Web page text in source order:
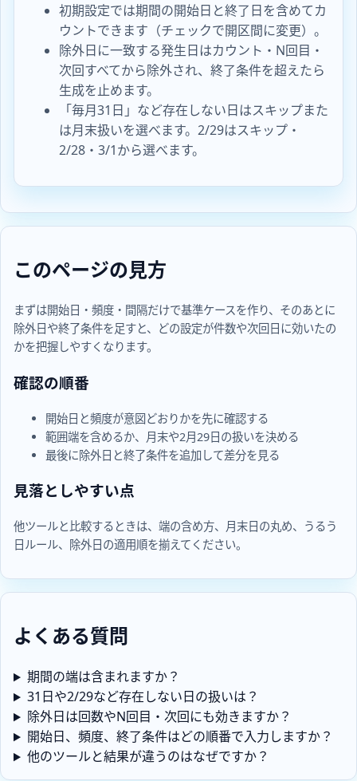
初期設定では期間の開始日と終了日を含めてカ
ウントできます（チェックで開区間に変更）。
除外日に一致する発生日はカウント・N回目・
次回すべてから除外され、終了条件を超えたら
生成を止めます。
「毎月31日」など存在しない日はスキップまた
は月末扱いを選べます。2/29はスキップ・
2/28・3/1から選べます。
このページの見方
まずは開始日・頻度・間隔だけで基準ケースを作り、そのあとに
除外日や終了条件を足すと、どの設定が件数や次回日に効いたの
かを把握しやすくなります。
確認の順番
開始日と頻度が意図どおりかを先に確認する
範囲端を含めるか、月末や2月29日の扱いを決める
最後に除外日と終了条件を追加して差分を見る
見落としやすい点
他ツールと比較するときは、端の含め方、月末日の丸め、うるう
日ルール、除外日の適用順を揃えてください。
よくある質問
期間の端は含まれますか？
31日や2/29など存在しない日の扱いは？
除外日は回数やN回目・次回にも効きますか？
開始日、頻度、終了条件はどの順番で入力しますか？
他のツールと結果が違うのはなぜですか？